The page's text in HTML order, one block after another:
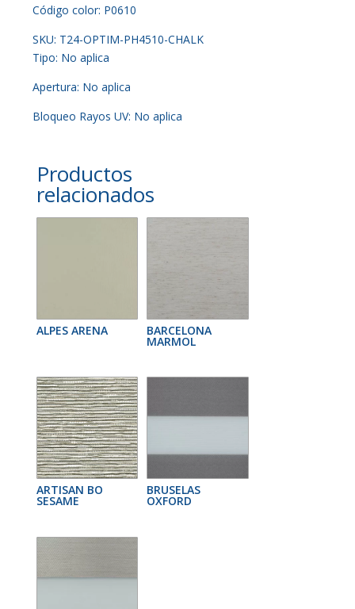
Código color: P0610
SKU: T24-OPTIM-PH4510-CHALK
Tipo: No aplica
Apertura: No aplica
Bloqueo Rayos UV: No aplica
Productos
relacionados
ALPES ARENA BARCELONA
MARMOL
ARTISAN BO
SESAME
BRUSELAS
OXFORD